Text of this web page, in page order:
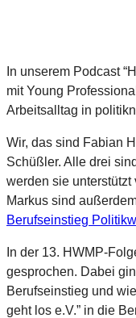
In unserem Podcast
mit Young
Arbeitsalltag in
Wir, das sind Fabian
Schüßler. Alle drei
werden sie unterstützt
Markus sind
Berufseinstieg
In der 13. HWMP-
gesprochen. Dabei
Berufseinstieg und
geht los e.V.” in die